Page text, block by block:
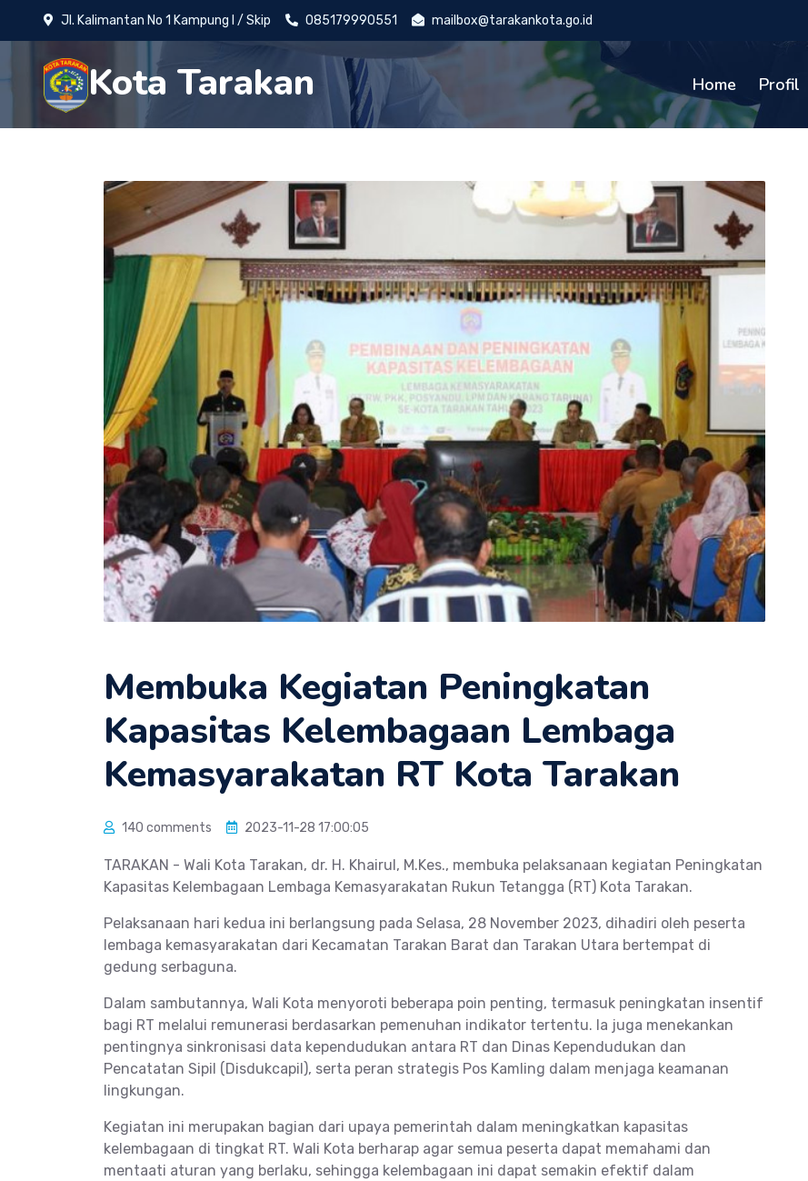
Jl. Kalimantan No 1 Kampung I / Skip 085179990551 mailbox@tarakankota.go.id
Kota Tarakan Home Profil
Membuka Kegiatan Peningkatan
Kapasitas Kelembagaan Lembaga
Kemasyarakatan RT Kota Tarakan
140 comments 2023-11-28 17:00:05
TARAKAN - Wali Kota Tarakan, dr. H. Khairul, M.Kes., membuka pelaksanaan kegiatan Peningkatan
Kapasitas Kelembagaan Lembaga Kemasyarakatan Rukun Tetangga (RT) Kota Tarakan.
Pelaksanaan hari kedua ini berlangsung pada Selasa, 28 November 2023, dihadiri oleh peserta
lembaga kemasyarakatan dari Kecamatan Tarakan Barat dan Tarakan Utara bertempat di
gedung serbaguna.
Dalam sambutannya, Wali Kota menyoroti beberapa poin penting, termasuk peningkatan insentif
bagi RT melalui remunerasi berdasarkan pemenuhan indikator tertentu. Ia juga menekankan
pentingnya sinkronisasi data kependudukan antara RT dan Dinas Kependudukan dan
Pencatatan Sipil (Disdukcapil), serta peran strategis Pos Kamling dalam menjaga keamanan
lingkungan.
Kegiatan ini merupakan bagian dari upaya pemerintah dalam meningkatkan kapasitas
kelembagaan di tingkat RT. Wali Kota berharap agar semua peserta dapat memahami dan
mentaati aturan yang berlaku, sehingga kelembagaan ini dapat semakin efektif dalam